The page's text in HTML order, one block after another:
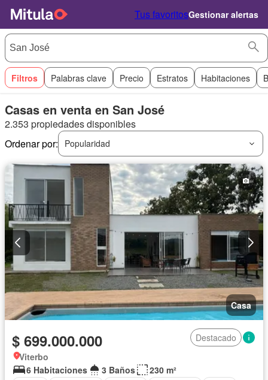
Tus favoritosGestionar alertas
Filtros Palabras clave Precio Estratos Habitaciones
Casas en venta en San José
2.353 propiedades disponibles
Ordenar por:
Popularidad
Casa
$ 699.000.000
Destacado
Viterbo
6 Habitaciones
3 Baños
230 m²